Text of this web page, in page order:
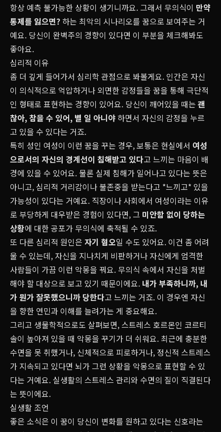
항상 예측 불가능한 상황이 생기니까요. 그래서 무의식이 만약
통제를 잃으면? 하는 최악의 시나리오를 꿈으로 보여주는 거
예요. 당신이 완벽주의 경향이 있다면 이 부분을 체크해봐도
좋아요.
심리적 이유
좀 더 깊게 들어가서 심리학 관점으로 봐볼게요. 인간은 자신
이 의식적으로 억압하거나 외면한 감정들을 꿈을 통해 극단적
인 형태로 표현하는 경향이 있어요. 당신이 깨어있을 때는 괜
찮아,참을 수 있어, 별 일 아니야 하면서 자신의 감정을 누르
고 있을 수 있다는 거죠.
특히 성인 여성이 이런 꿈을 꾸는 경우, 보통은 현실에서 여성
으로서의 자신의 경계선이 침해받고 있다고 느끼는 마음이 배
경에 있을 수 있어요. 물론 실제 침해가 일어나고 있다는 뜻은
아니고, 심리적 거리감이나 불존중을 받는다고 *느끼고* 있을
가능성이 있다는 거예요. 직장이나 사회에서 여성이라는 이유
로 부당하게 대우받은 경험이 있다면, 그 미안함 없이 당하는
상황에 대한 공포가 무의식에 축적될 수 있죠.
또 다른 심리적 원인은 자기 혐오일 수도 있어요. 이건 좀 어려
울 수 있는데, 자신을 지나치게 비판하거나 자신에게 엄격한
사람들이 가끔 이런 악몽을 꿔요. 무의식 속에서 자신을 처벌
해야 할 대상으로 보고 있기 때문이에요. 내가 부족하니까, 내
가 뭔가 잘못했으니까 당한다고 느끼는 거죠. 이 경우엔 자신
을 향한 연민과 이해를 늘려가는 게 중요해요.
그리고 생물학적으로도 살펴보면, 스트레스 호르몬인 코르티
솔이 높아져 있을 때 악몽을 꾸기가 더 쉬워요. 최근에 충분한
수면을 못 취했거나, 신체적으로 피로하거나, 정신적 스트레스
가 지속되고 있다면 뇌가 그런 상황을 악몽으로 표현할 수 있
다는 거예요. 실생활의 스트레스 관리와 수면의 질이 직결된다
는 뜻이에요.
실생활 조언
좋은 소식은 이 꿈이 당신이 변화를 원하고 있다는 신호라는